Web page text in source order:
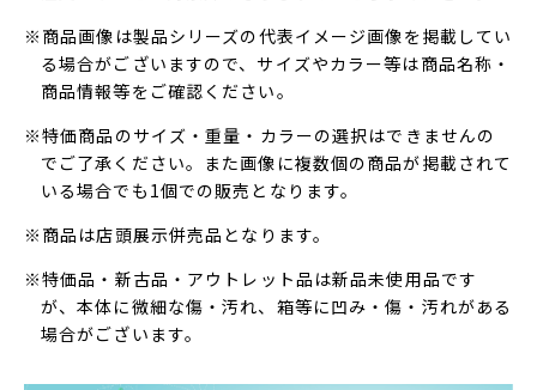
※商品画像は製品シリーズの代表イメージ画像を掲載してい
る場合がございますので、サイズやカラー等は商品名称・
商品情報等をご確認ください。
※特価商品のサイズ・重量・カラーの選択はできませんの
でご了承ください。また画像に複数個の商品が掲載されて
いる場合でも1個での販売となります。
※商品は店頭展示併売品となります。
※特価品・新古品・アウトレット品は新品未使用品です
が、本体に微細な傷・汚れ、箱等に凹み・傷・汚れがある
場合がございます。